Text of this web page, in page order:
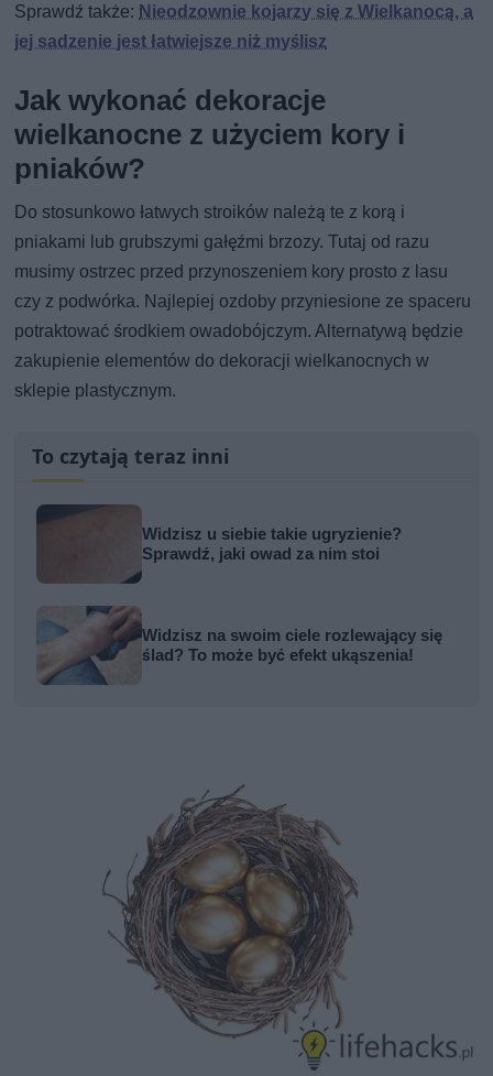
Sprawdź także: Nieodzownie kojarzy się z Wielkanocą, a
jej sadzenie jest łatwiejsze niż myślisz
Jak wykonać dekoracje
wielkanocne z użyciem kory i
pniaków?
Do stosunkowo łatwych stroików należą te z korą i
pniakami lub grubszymi gałęźmi brzozy. Tutaj od razu
musimy ostrzec przed przynoszeniem kory prosto z lasu
czy z podwórka. Najlepiej ozdoby przyniesione ze spaceru
potraktować środkiem owadobójczym. Alternatywą będzie
zakupienie elementów do dekoracji wielkanocnych w
sklepie plastycznym.
To czytają teraz inni
Widzisz u siebie takie ugryzienie?
Sprawdź, jaki owad za nim stoi
Widzisz na swoim ciele rozlewający się
ślad? To może być efekt ukąszenia!